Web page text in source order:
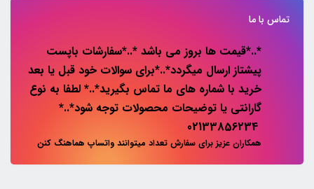
تماس با ما
*..*قیمت ها بروز می باشد *..*سفارشات باپست
پیشتاز ارسال میگردد*..*برای سوالات خود قبل یا بعد
خرید با شماره های ما تماس بگیرید*..* لطفا به نوع
گارانتی یا توضیحات محصولات توجه شود*..*
همکاران عزیز برای سفارش تعداد میتوانند واتساپ هماهنگ کنن